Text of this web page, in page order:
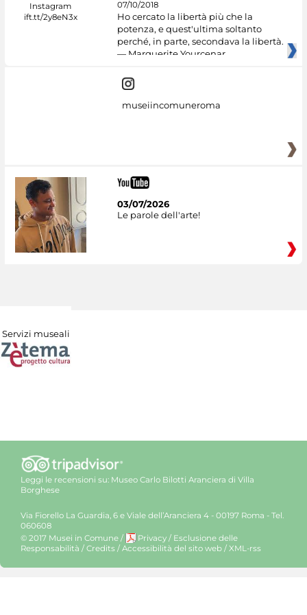
07/10/2018
Ho cercato la libertà più che la
potenza, e quest'ultima soltanto
perché, in parte, secondava la libertà.
— Marguerite Yourcenar
museiincomuneroma
03/07/2026
Le parole dell'arte!
Servizi museali
Leggi le recensioni su: Museo Carlo Bilotti Aranciera di Villa
Borghese
Via Fiorello La Guardia, 6 e Viale dell’Aranciera 4 - 00197 Roma - Tel.
060608
© 2017 Musei in Comune / Privacy / Esclusione delle
Responsabilità / Credits / Accessibilità del sito web / XML-rss